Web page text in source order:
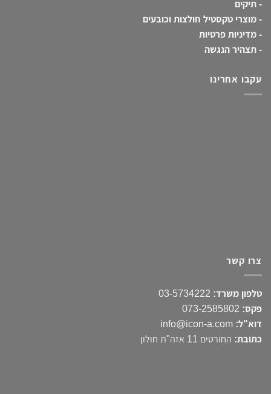
- תיקים
- מוצרי טקסטיל חולצות וכובעים
- מדיניות פרטיות
- תצהיר הנגשה
עקבו אחרינו
צרו קשר
טלפון משרד: 03-5734222
פקס: 073-2585802
דוא"ל: info@icon-a.com
כתובת: החורטים 11 אזה"ת חולון